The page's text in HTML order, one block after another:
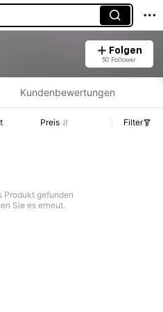
Folgen
50 Follower
und Lagerbestandsdetails.
Kundenbewertungen
Preis Filter
Produkt gefunden
Sie es erneut.